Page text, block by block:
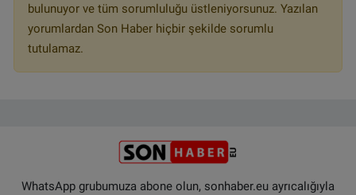
bulunuyor ve tüm sorumluluğu üstleniyorsunuz. Yazılan
yorumlardan Son Haber hiçbir şekilde sorumlu
tutulamaz.
WhatsApp grubumuza abone olun, sonhaber.eu ayrıcalığıyla